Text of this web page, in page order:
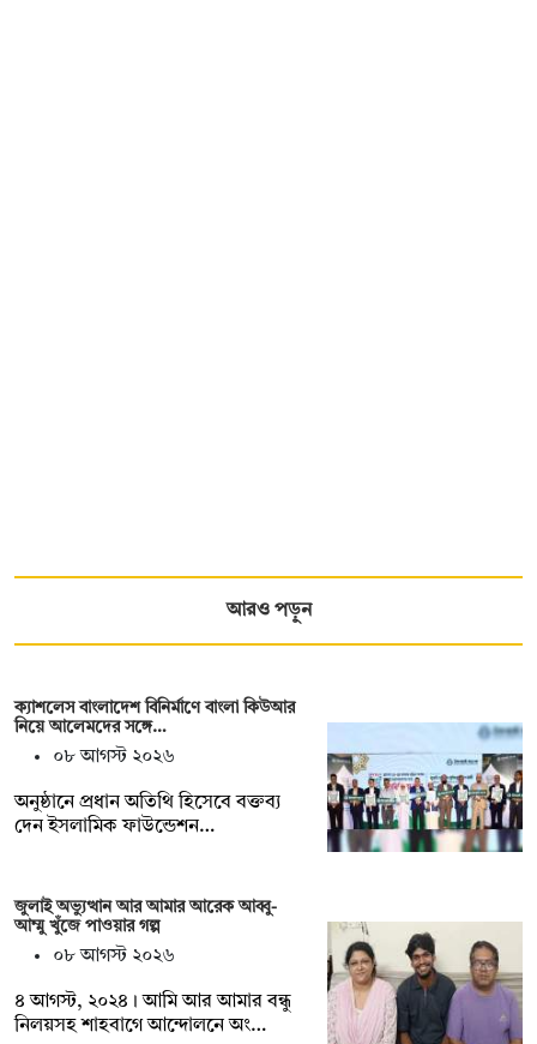
আরও পড়ুন
ক্যাশলেস বাংলাদেশ বিনির্মাণে বাংলা কিউআর
নিয়ে আলেমদের সঙ্গে…
০৮ আগস্ট ২০২৬
অনুষ্ঠানে প্রধান অতিথি হিসেবে বক্তব্য
দেন ইসলামিক ফাউন্ডেশন…
জুলাই অভ্যুত্থান আর আমার আরেক আব্বু-
আম্মু খুঁজে পাওয়ার গল্প
০৮ আগস্ট ২০২৬
৪ আগস্ট, ২০২৪। আমি আর আমার বন্ধু
নিলয়সহ শাহবাগে আন্দোলনে অং…